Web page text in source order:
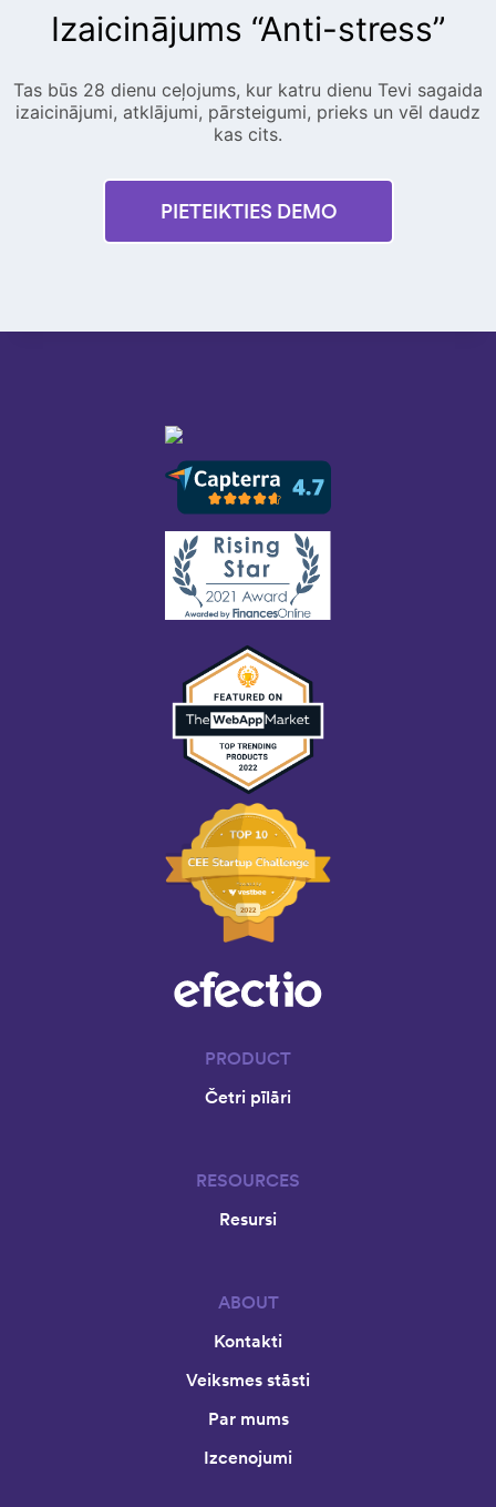
Izaicinājums “Anti-stress”
Tas būs 28 dienu ceļojums, kur katru dienu Tevi sagaida
izaicinājumi, atklājumi, pārsteigumi, prieks un vēl daudz
kas cits.
PIETEIKTIES DEMO
PRODUCT
Četri pīlāri
RESOURCES
Resursi
ABOUT
Kontakti
Veiksmes stāsti
Par mums
Izcenojumi